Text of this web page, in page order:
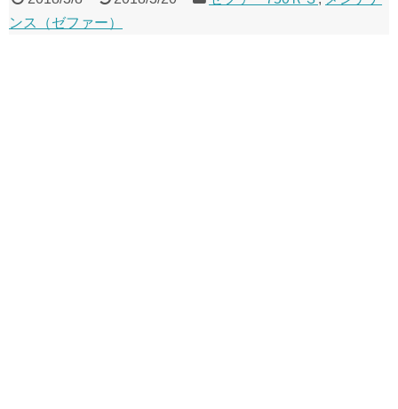
ンス（ゼファー）